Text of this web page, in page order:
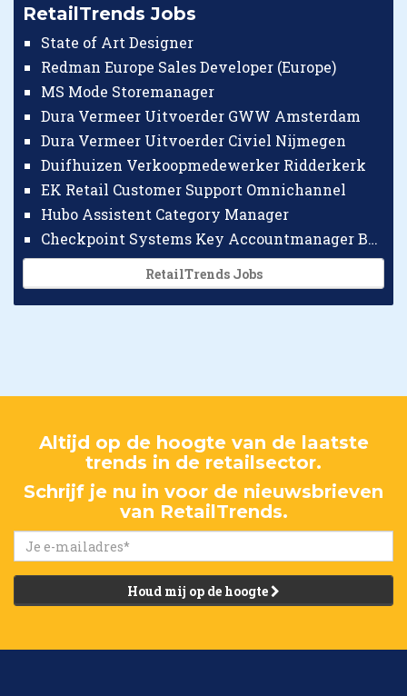
RetailTrends Jobs
State of Art Designer
Redman Europe Sales Developer (Europe)
MS Mode Storemanager
Dura Vermeer Uitvoerder GWW Amsterdam
Dura Vermeer Uitvoerder Civiel Nijmegen
Duifhuizen Verkoopmedewerker Ridderkerk
EK Retail Customer Support Omnichannel
Hubo Assistent Category Manager
Checkpoint Systems Key Accountmanager Benelux
RetailTrends Jobs
Altijd op de hoogte van de laatste
trends in de retailsector.
Schrijf je nu in voor de nieuwsbrieven
van RetailTrends.
Houd mij op de hoogte